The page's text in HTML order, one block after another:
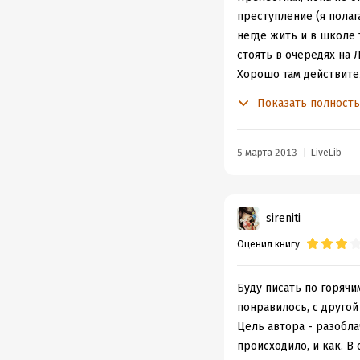
преступление (я
негде жить и в школе
стоять в очередях на
Хорошо там
Показать
5 марта 2013 LiveLib
sireniti
Оценил книгу
Буду писать по
понравилось, с
Цель автора -
происходило, и как.